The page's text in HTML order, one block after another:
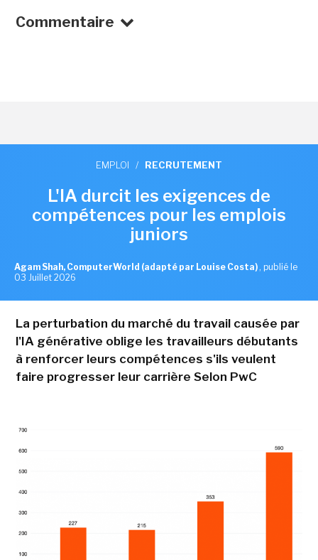
Commentaire
EMPLOI / RECRUTEMENT
L'IA durcit les exigences de
compétences pour les emplois
juniors
Agam Shah, ComputerWorld (adapté par Louise Costa) , publié le
03 Juillet 2026
La perturbation du marché du travail causée par
l'IA générative oblige les travailleurs débutants
à renforcer leurs compétences s'ils veulent
faire progresser leur carrière Selon PwC